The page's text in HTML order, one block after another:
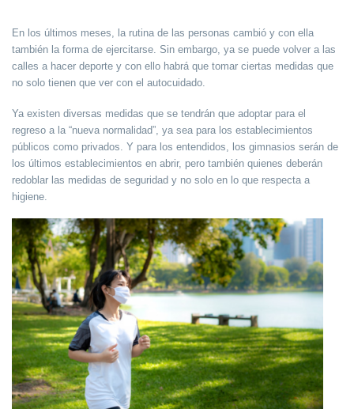
En los últimos meses, la rutina de las personas cambió y con ella
también la forma de ejercitarse. Sin embargo, ya se puede volver a las
calles a hacer deporte y con ello habrá que tomar ciertas medidas que
no solo tienen que ver con el autocuidado.
Ya existen diversas medidas que se tendrán que adoptar para el
regreso a la “nueva normalidad”, ya sea para los establecimientos
públicos como privados. Y para los entendidos, los gimnasios serán de
los últimos establecimientos en abrir, pero también quienes deberán
redoblar las medidas de seguridad y no solo en lo que respecta a
higiene.